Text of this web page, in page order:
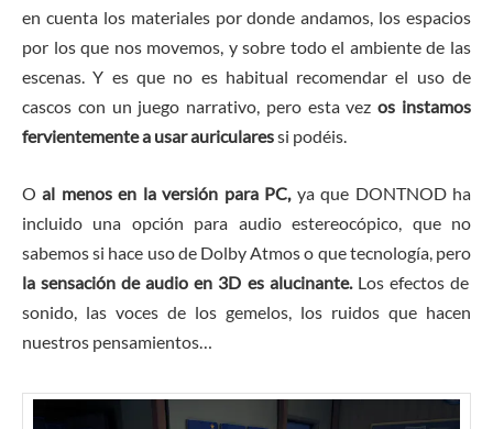
en cuenta los materiales por donde andamos, los espacios
por los que nos movemos, y sobre todo el ambiente de las
escenas. Y es que no es habitual recomendar el uso de
cascos con un juego narrativo, pero esta vezos instamos
fervientemente a usar auricularessi podéis.
O al menos en la versión para PC, ya que DONTNOD ha
incluido una opción para audio estereocópico, que no
sabemos si hace uso de Dolby Atmos o que tecnología, pero
la sensación de audio en 3D es alucinante. Los efectos de
sonido, las voces de los gemelos, los ruidos que hacen
nuestros pensamientos…